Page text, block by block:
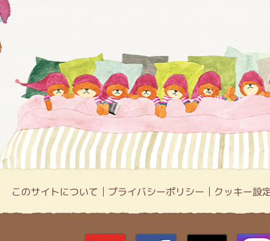
このサイトについて プライバシーポリシー クッキー設